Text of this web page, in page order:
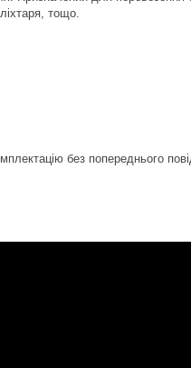
тощо.
без попереднього